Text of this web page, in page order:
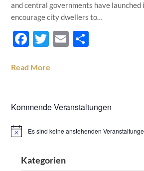
and central governments have
encourage city dwellers to…
Facebook
Twitter
Email
Read More
Kommende Veranstaltungen
HinweisEs sind keine anstehenden
Kategorien